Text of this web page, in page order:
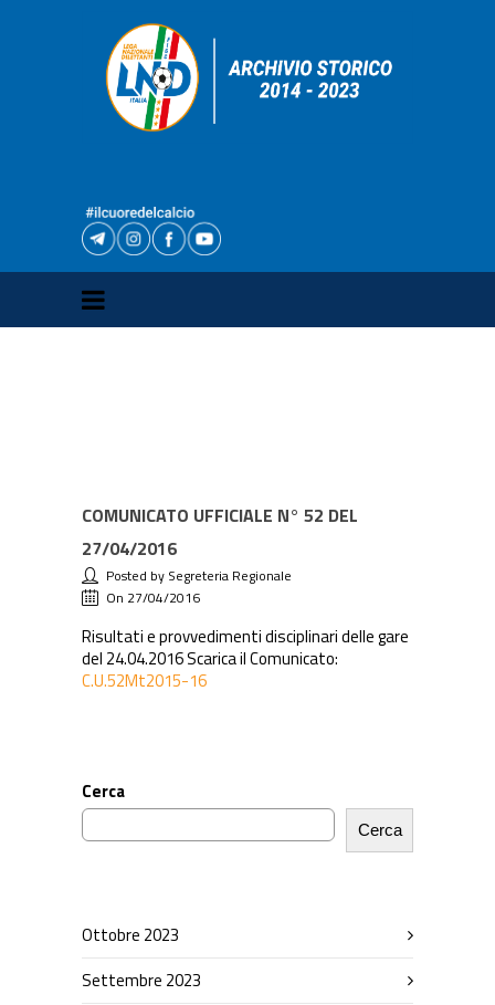
COMUNICATO UFFICIALE N° 52 DEL
27/04/2016
Posted by Segreteria Regionale
On 27/04/2016
Risultati e provvedimenti disciplinari delle gare
del 24.04.2016 Scarica il Comunicato:
C.U.52Mt2015-16
Cerca
Cerca
Ottobre 2023
Settembre 2023